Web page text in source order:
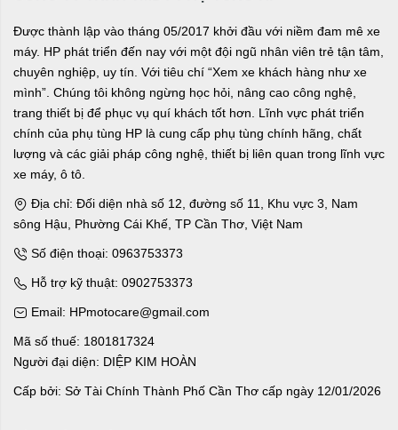
Được thành lập vào tháng 05/2017 khởi đầu với niềm đam mê xe
máy. HP phát triển đến nay với một đội ngũ nhân viên trẻ tận tâm,
chuyên nghiệp, uy tín. Với tiêu chí “Xem xe khách hàng như xe
mình”. Chúng tôi không ngừng học hỏi, nâng cao công nghệ,
trang thiết bị để phục vụ quí khách tốt hơn. Lĩnh vực phát triển
chính của phụ tùng HP là cung cấp phụ tùng chính hãng, chất
lượng và các giải pháp công nghệ, thiết bị liên quan trong lĩnh vực
xe máy, ô tô.
Địa chỉ: Đối diện nhà số 12, đường số 11, Khu vực 3, Nam
sông Hậu, Phường Cái Khế, TP Cần Thơ, Việt Nam
Số điện thoại: 0963753373
Hỗ trợ kỹ thuật: 0902753373
Email: HPmotocare@gmail.com
Mã số thuế: 1801817324
Người đại diện: DIỆP KIM HOÀN
Cấp bởi: Sở Tài Chính Thành Phố Cần Thơ cấp ngày 12/01/2026